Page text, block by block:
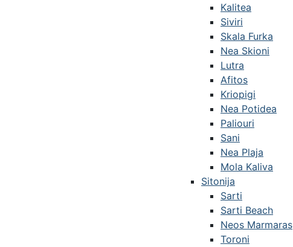
Kalitea
Siviri
Skala Furka
Nea Skioni
Lutra
Afitos
Kriopigi
Nea Potidea
Paliouri
Sani
Nea Plaja
Mola Kaliva
Sitonija
Sarti
Sarti Beach
Neos Marmaras
Toroni